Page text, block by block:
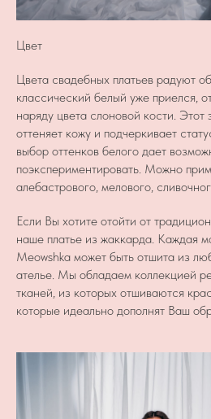
Цвет
Цвета свадебных платьев радуют
классический белый уже приелся,
наряду цвета слоновой кости.
оттеняет кожу и подчеркивает
выбор оттенков белого дает
поэкспериментировать. Можно
алебастрового, мелового,
Если Вы хотите отойти от
наше платье из жаккарда. Каждая
Meowshka может быть отшита из
ателье. Мы обладаем коллекцией
тканей, из которых отшиваются
которые идеально дополнят Ваш